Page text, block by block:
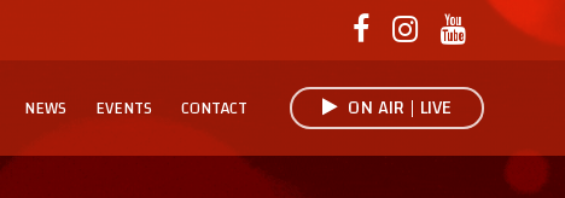
NEWS EVENTS CONTACT ON AIR | LIVE